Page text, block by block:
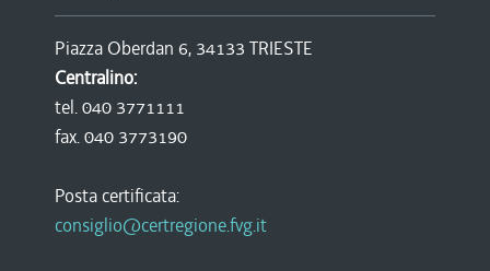
Piazza Oberdan 6, 34133 TRIESTE
Centralino:
tel. 040 3771111
fax. 040 3773190
Posta certificata:
consiglio@certregione.fvg.it